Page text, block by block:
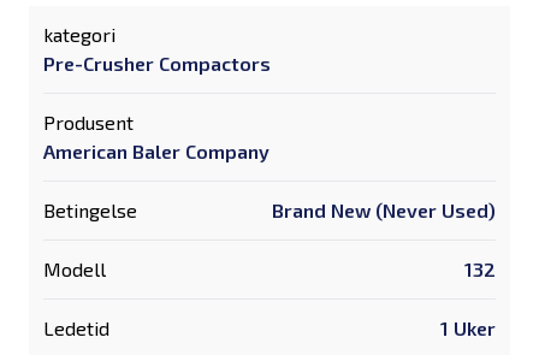
kategori
Pre-Crusher Compactors
Produsent
American Baler Company
Betingelse Brand New (Never Used)
Modell 132
Ledetid 1 Uker